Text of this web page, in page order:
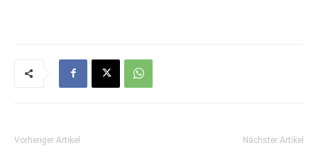
Vorheriger Artikel Nächster Artikel